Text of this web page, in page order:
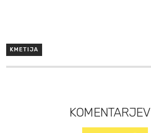
KMETIJA
KOMENTARJEV